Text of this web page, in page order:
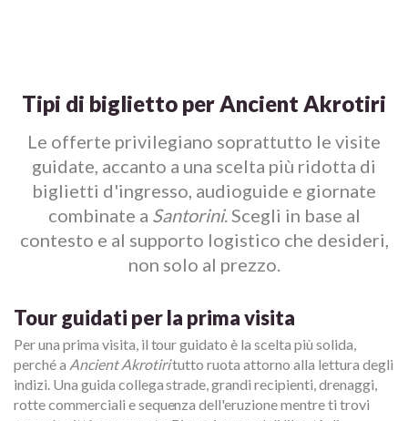
Tipi di biglietto per Ancient Akrotiri
Le offerte privilegiano soprattutto le visite
guidate, accanto a una scelta più ridotta di
biglietti d'ingresso, audioguide e giornate
combinate a Santorini. Scegli in base al
contesto e al supporto logistico che desideri,
non solo al prezzo.
Tour guidati per la prima visita
Per una prima visita, il tour guidato è la scelta più solida,
perché a Ancient Akrotiritutto ruota attorno alla lettura degli
indizi. Una guida collega strade, grandi recipienti, drenaggi,
rotte commerciali e sequenza dell'eruzione mentre ti trovi